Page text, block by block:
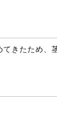
てきたため、